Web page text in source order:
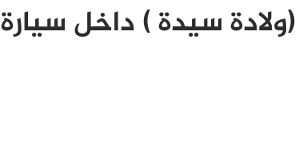
سيدة ) داخل سيارة